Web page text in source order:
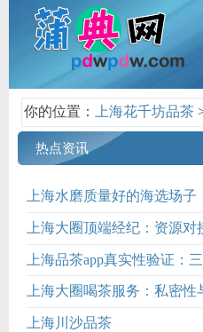
你的位置： 上海花千坊品茶
热点资讯
上海水磨质量好的海选场子
TOP5榜单解析_467
上海大圈顶端经纪：资源对
心渠道揭秘_86
上海品茶app真实性验证：
鉴别方法_378
上海大圈喝茶服务：私密性
质双升级
上海川沙品茶